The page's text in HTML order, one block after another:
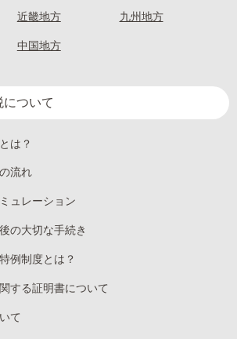
近畿地方
中国地方
九州地方
ついて
は？
流れ
ュレーション
の大切な手続き
例制度とは？
する証明書について
て